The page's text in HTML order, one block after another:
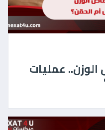
عمليات